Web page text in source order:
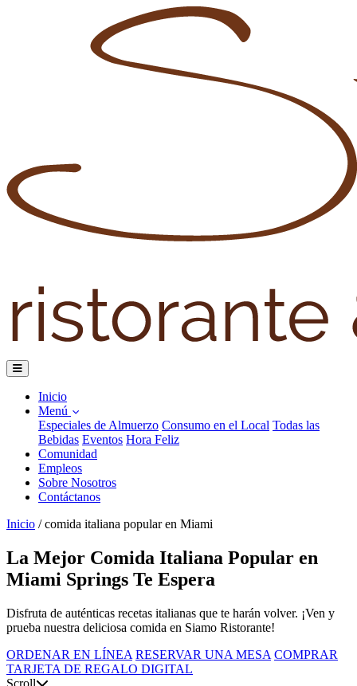
Inicio
Menú
Especiales de Almuerzo Consumo en el Local Todas las
Bebidas Eventos Hora Feliz
Comunidad
Empleos
Sobre Nosotros
Contáctanos
Inicio / comida italiana popular en Miami
La Mejor Comida Italiana Popular en
Miami Springs Te Espera
Disfruta de auténticas recetas italianas que te harán volver. ¡Ven y
prueba nuestra deliciosa comida en Siamo Ristorante!
ORDENAR EN LÍNEA RESERVAR UNA MESA COMPRAR
TARJETA DE REGALO DIGITAL
Scroll